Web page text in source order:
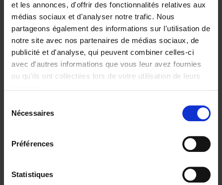
et les annonces, d'offrir des fonctionnalités relatives aux
médias sociaux et d'analyser notre trafic. Nous
partageons également des informations sur l'utilisation de
notre site avec nos partenaires de médias sociaux, de
publicité et d'analyse, qui peuvent combiner celles-ci
avec d'autres informations que vous leur avez fournies
ou qu'ils ont collectées lors de votre utilisation de leurs
Nécessaires
Préférences
Statistiques
Disponibilité : Disponible
Librairie
E-book iBookstore
Product details